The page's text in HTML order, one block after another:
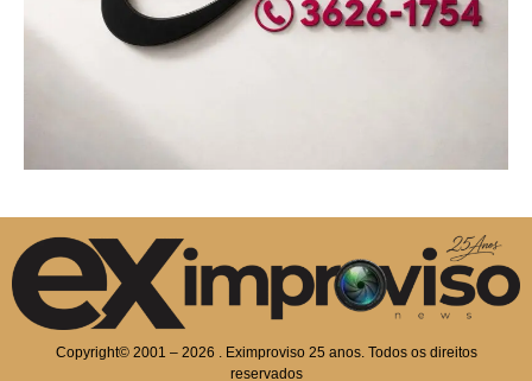
Copyright© 2001 – 2026 . Eximproviso 25 anos. Todos os direitos
reservados